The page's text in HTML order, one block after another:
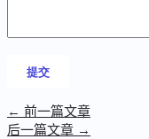
← 前一篇文章
后一篇文章 →